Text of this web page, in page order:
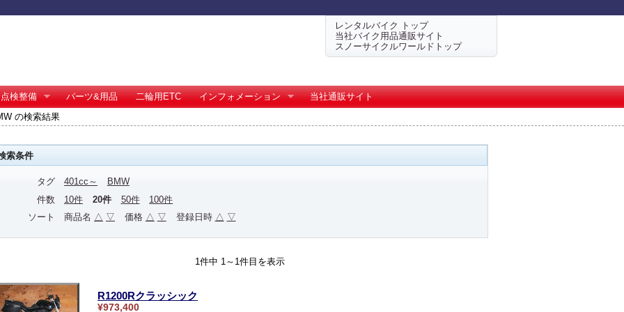
レンタルバイク トップ
当社バイク用品通販サイト
スノーサイクルワールドトップ
点検整備 パーツ&用品 二輪用ETC インフォメーション
当社通販サイト
の検索結果
索条件
タグ 401cc～
BMW
件数
10件 20件 50件
100件
ソート
商品名 △ ▽ 価格 △ ▽ 登録日時 △ ▽
1件中 1～1件目を表示
R1200Rクラッシック
¥973,400